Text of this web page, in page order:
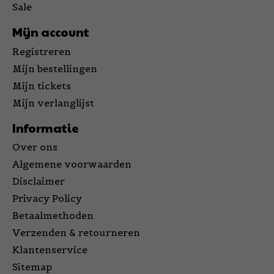
Sale
Mijn account
Registreren
Mijn bestellingen
Mijn tickets
Mijn verlanglijst
Informatie
Over ons
Algemene voorwaarden
Disclaimer
Privacy Policy
Betaalmethoden
Verzenden & retourneren
Klantenservice
Sitemap